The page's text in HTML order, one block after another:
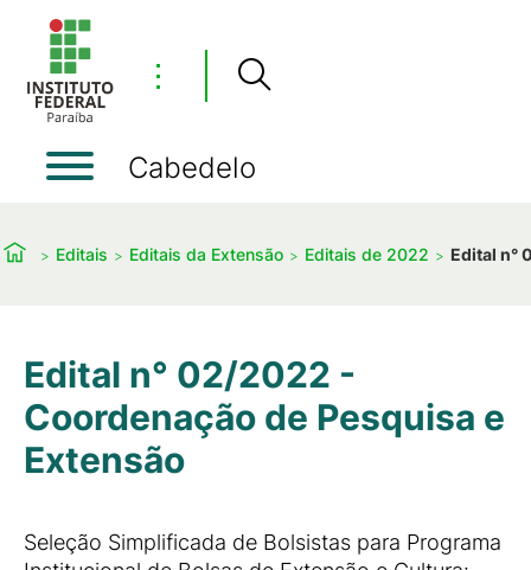
⋮
Cabedelo
Editais Editais da Extensão Editais de 2022 Edital n°
Edital n° 02/2022 -
Coordenação de Pesquisa e
Extensão
Seleção Simplificada de Bolsistas para Programa